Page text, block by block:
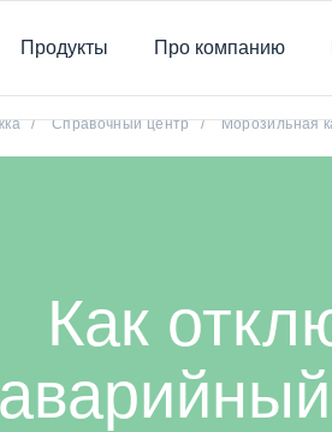
Продукты
Про компанию
/ Справочный центр / Морозильная
Как
Как